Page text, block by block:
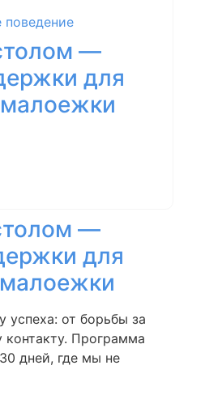
—
для
—
для
от борьбы за
Программа
дней, где мы не